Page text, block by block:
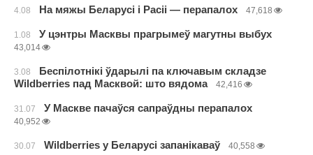
4.08 На мяжы Беларусі і Расіі — перапалох 47,618
1.08 У цэнтры Масквы прагрымеў магутны выбух
43,014
3.08
Беспілотнікі ўдарылі па ключавым складзе
Wildberries пад Масквой: што вядома
42,416
31.07 У Маскве пачаўся сапраўдны перапалох
40,952
30.07 Wildberries у Беларусі запанікаваў 40,558